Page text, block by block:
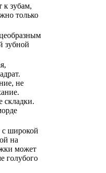
к зубам,
только
зубной
не
с широкой
на
может
голубого